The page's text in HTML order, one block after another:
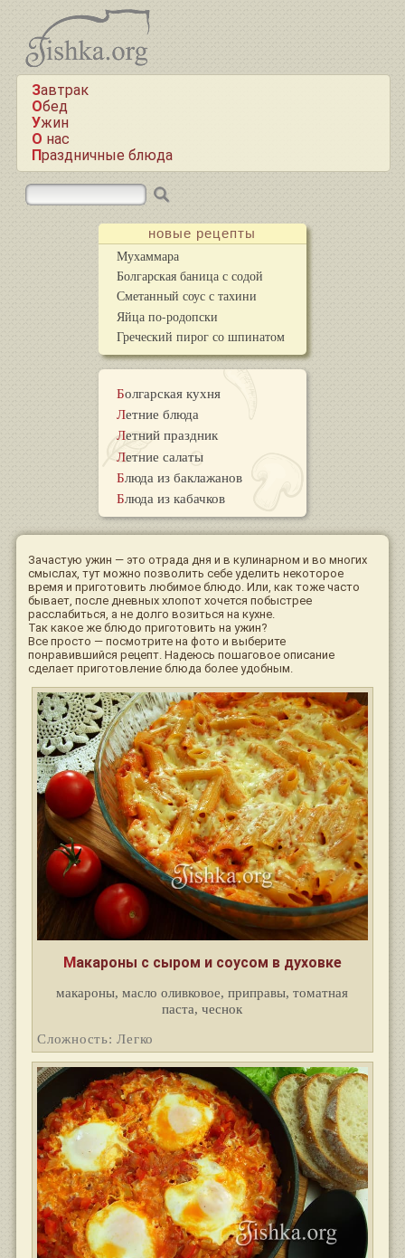
Завтрак
Обед
Ужин
О нас
Праздничные блюда
новые рецепты
Мухаммара
Болгарская баница с содой
Сметанный соус с тахини
Яйца по-родопски
Греческий пирог со шпинатом
Болгарская кухня
Летние блюда
Летний праздник
Летние салаты
Блюда из баклажанов
Блюда из кабачков
Зачастую ужин — это отрада дня и в кулинарном и во многих
смыслах, тут можно позволить себе уделить некоторое
время и приготовить любимое блюдо. Или, как тоже часто
бывает, после дневных хлопот хочется побыстрее
расслабиться, а не долго возиться на кухне.
Так какое же блюдо приготовить на ужин?
Все просто — посмотрите на фото и выберите
понравившийся рецепт. Надеюсь пошаговое описание
сделает приготовление блюда более удобным.
Макароны с сыром и соусом в духовке
макароны, масло оливковое, приправы, томатная
паста, чеснок
Сложность: Легко